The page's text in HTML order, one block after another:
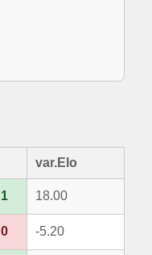
var.Elo
1 18.00
0 -5.20